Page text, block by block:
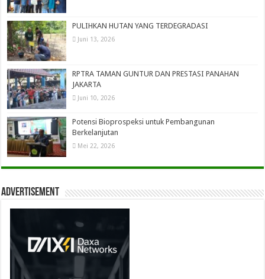
PULIHKAN HUTAN YANG TERDEGRADASI
Juni 13, 2026
RPTRA TAMAN GUNTUR DAN PRESTASI PANAHAN
JAKARTA
Juni 10, 2026
Potensi Bioprospeksi untuk Pembangunan
Berkelanjutan
Mei 22, 2026
Advertisement